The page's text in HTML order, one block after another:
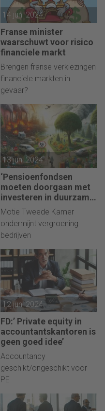
14 juni 2024
Franse minister
waarschuwt voor risico
financiele markt
Brengen franse verkiezingen
financiele markten in
gevaar?
13 juni 2024
‘Pensioenfondsen
moeten doorgaan met
investeren in duurzame
bedrijven’
Motie Tweede Kamer
ondermijnt vergroening
bedrijven
12 juni 2024
FD:’ Private equity in
accountantskantoren is
geen goed idee’
Accountancy
geschikt/ongeschikt voor
PE